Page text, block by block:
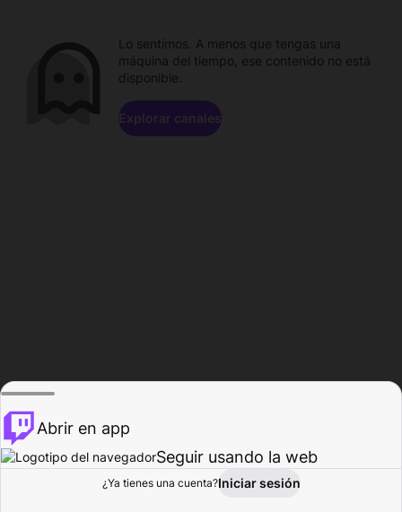
Explorar Actividad
Lo sentimos. A menos que tengas una
máquina del tiempo, ese contenido no está
disponible.
Explorar canales
Abrir en app
Seguir usando la web
¿Ya tienes una cuenta?Iniciar sesión